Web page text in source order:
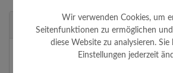
Veranstalter
Studio LELA am Kreuzstöcklberg - Sabine
Wir verwenden Cookies, um
Seitenfunktionen zu ermöglichen
diese Website zu analysieren.
Einstellungen jederzeit